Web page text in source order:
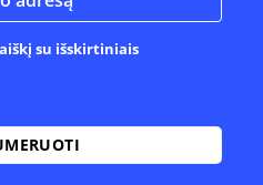
su išskirtiniais